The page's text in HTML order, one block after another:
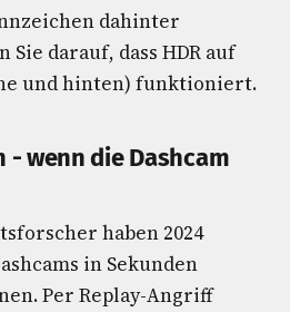
dahinter
darauf, dass HDR auf
und hinten) funktioniert.
wenn die Dashcam
haben 2024
in Sekunden
Per Replay-Angriff